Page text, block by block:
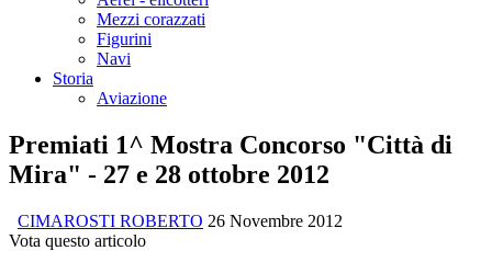
Mezzi corazzati
Figurini
Navi
Storia
Aviazione
Premiati 1^ Mostra Concorso "Città di
Mira" - 27 e 28 ottobre 2012
CIMAROSTI ROBERTO 26 Novembre 2012
Vota questo articolo